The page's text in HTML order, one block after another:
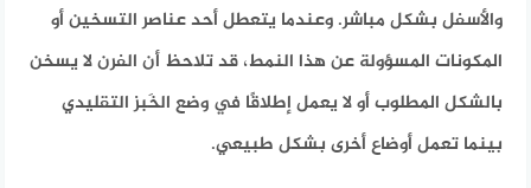
والأسفل بشكل مباشر. وعندما يتعطل أحد عناصر التسخين أو
المكونات المسؤولة عن هذا النمط، قد تلاحظ أن الفرن لا يسخن
بالشكل المطلوب أو لا يعمل إطلاقًا في وضع الخَبز التقليدي
بينما تعمل أوضاع أخرى بشكل طبيعي.